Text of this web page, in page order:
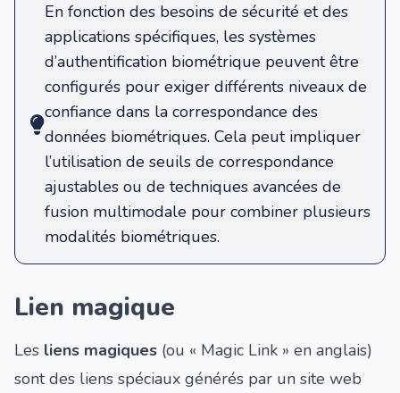
En fonction des besoins de sécurité et des
applications spécifiques, les systèmes
d’authentification biométrique peuvent être
configurés pour exiger différents niveaux de
confiance dans la correspondance des
données biométriques. Cela peut impliquer
l’utilisation de seuils de correspondance
ajustables ou de techniques avancées de
fusion multimodale pour combiner plusieurs
modalités biométriques.
Lien magique
Les liens magiques (ou « Magic Link » en anglais)
sont des liens spéciaux générés par un site web